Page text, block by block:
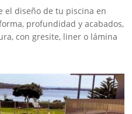
el diseño de tu piscina en
profundidad y acabados,
con gresite, liner o lámina